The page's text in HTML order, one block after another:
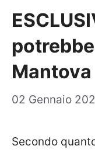
Mantova
02 Gennaio
Secondo